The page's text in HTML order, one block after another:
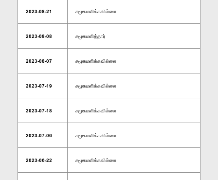
2023-08-21 சமூகமளிக்கவில்லை
2023-08-08 சமூகமளித்தார்
2023-08-07 சமூகமளிக்கவில்லை
2023-07-19 சமூகமளிக்கவில்லை
2023-07-18 சமூகமளிக்கவில்லை
2023-07-06 சமூகமளிக்கவில்லை
2023-06-22 சமூகமளிக்கவில்லை